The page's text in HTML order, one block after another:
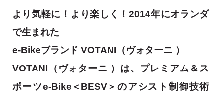
より気軽に！より楽しく！2014年にオランダ
で生まれた
e-Bikeブランド VOTANI（ヴォターニ ）
VOTANI（ヴォターニ ）は、プレミアム＆ス
ポーツe-Bike＜BESV＞のアシスト制御技術